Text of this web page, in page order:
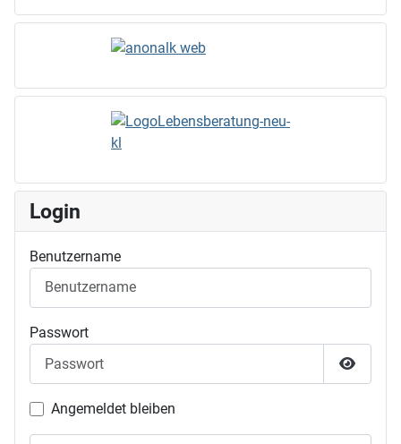
Login
Benutzername
Passwort
Angemeldet bleiben